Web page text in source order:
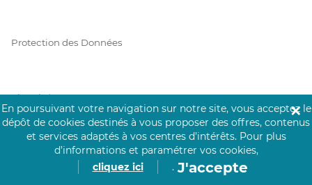
Protection des Données
Vie Privée
PAIEMENT SÉCURISÉ
En poursuivant votre navigation sur notre site, vous acceptez le
dépôt de cookies destinés à vous proposer des offres, contenus
et services adaptés à vos centres d’intérêts. Pour plus
d’informations et paramétrer vos cookies,
cliquez ici
. J'accepte
✕